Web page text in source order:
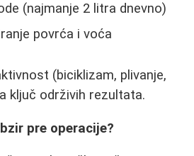
(najmanje 2 litra dnevno)
povrća i voća
(biciklizam, plivanje,
ključ održivih rezultata.
pre operacije?